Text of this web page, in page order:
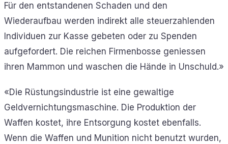
Für den entstandenen Schaden und den
Wiederaufbau werden indirekt alle steuerzahlenden
Individuen zur Kasse gebeten oder zu Spenden
aufgefordert. Die reichen Firmenbosse geniessen
ihren Mammon und waschen die Hände in Unschuld.»
«Die Rüstungsindustrie ist eine gewaltige
Geldvernichtungsmaschine. Die Produktion der
Waffen kostet, ihre Entsorgung kostet ebenfalls.
Wenn die Waffen und Munition nicht benutzt wurden,